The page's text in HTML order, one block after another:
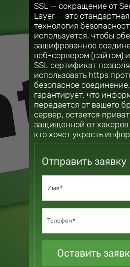
SSL — сокращение от
Layer — это
технология
используется, чтобы
зашифрованное
веб-сервером (сайтом)
SSL сертификат
использовать https
безопасное
гарантирует, что
передается от вашего
сервер, остается
защищенной от
кто хочет украсть
Отправить заявку
Оставить